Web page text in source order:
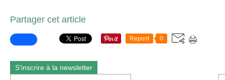
Partager cet article
Repost 0
S'inscrire à la newsletter